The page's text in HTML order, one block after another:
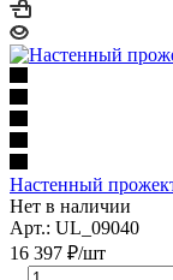
Настенный
Нет в наличии
Арт.: UL_09040
16 397 ₽/шт